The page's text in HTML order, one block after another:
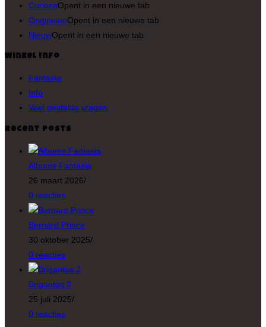
CuriosaOpent in een nieuwe tab
OriginelenOpent in een nieuwe tab
NieuwOpent in een nieuwe tab
Winkel Info
Fantasia
Info
Veel gestelde vragen
Recent Posts
Albums Fantasia
26 maart 2026/
0 reacties
Bernard Prince
30 oktober 2025/
0 reacties
Brigantus 2
25 juli 2025/
0 reacties